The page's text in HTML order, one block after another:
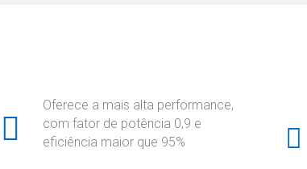
Oferece a mais alta performance,
com fator de potência 0,9 e
eficiência maior que 95%